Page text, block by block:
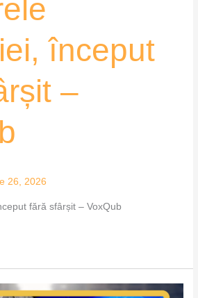
început
–
26, 2026
fără sfârșit – VoxQub